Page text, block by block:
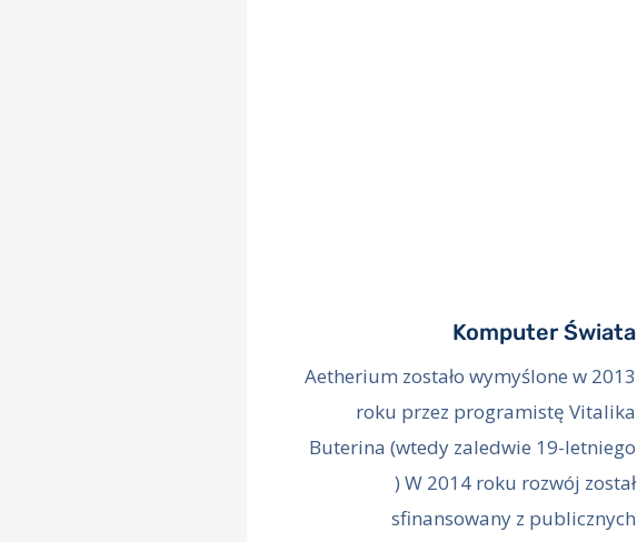
Komputer Świata
Aetherium zostało wymyślone w 2013
roku przez programistę Vitalika
Buterina (wtedy zaledwie 19-letniego
) W 2014 roku rozwój został
sfinansowany z publicznych